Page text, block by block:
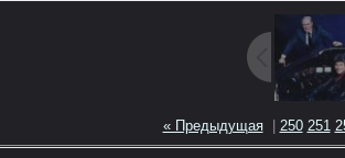
« Предыдущая| 250 251